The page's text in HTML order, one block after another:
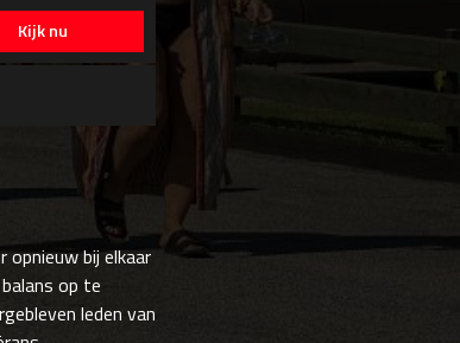
Kijk nu
bij elkaar
op te
leden van